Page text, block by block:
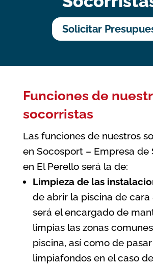
Solicitar
Funciones de
socorristas
Las funciones de nuestros
en Socosport – Empresa de
en El Perello será la de:
Limpieza de las
de abrir la piscina de cara
será el encargado de
limpias las zonas
piscina, así como de
limpiafondos en el caso